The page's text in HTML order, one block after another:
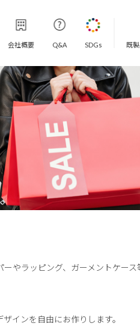
会社概要 Q&A SDGs 既
やラッピング、ガーメントケース
インを自由にお作りします。